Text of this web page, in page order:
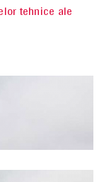
tehnice ale